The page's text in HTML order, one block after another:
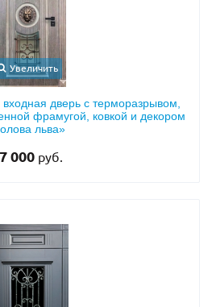
Увеличить
входная дверь с терморазрывом,
фрамугой, ковкой и декором
льва»
000 руб.